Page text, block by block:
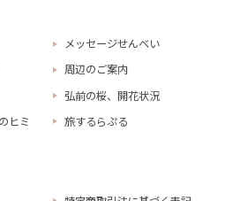
ヒミ
メッセージせんべい
周辺のご案内
弘前の桜、開花状況
旅するらぷる